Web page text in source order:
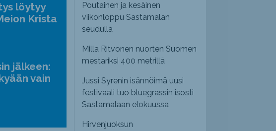
löytyy
Krista
jälkeen:
vain
Poutainen ja kesäinen
viikonloppu Sastamalan
seudulla
Milla Ritvonen nuorten Suomen
mestariksi 400 metrillä
Jussi Syrenin isännöimä uusi
festivaali tuo bluegrassin isosti
Sastamalaan elokuussa
Hirvenjuoksun